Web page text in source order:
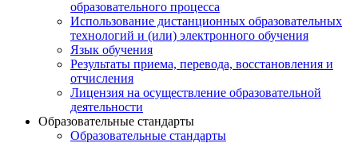
образовательного процесса
Использование дистанционных образовательных
технологий и (или) электронного обучения
Язык обучения
Результаты приема, перевода, восстановления и
отчисления
Лицензия на осуществление образовательной
деятельности
Образовательные стандарты
Образовательные стандарты